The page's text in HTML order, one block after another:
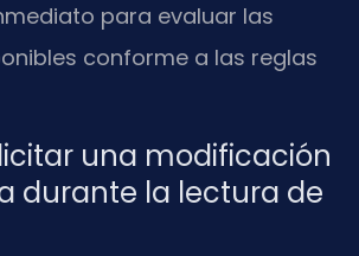
para evaluar las
conforme a las reglas
una modificación
durante la lectura de